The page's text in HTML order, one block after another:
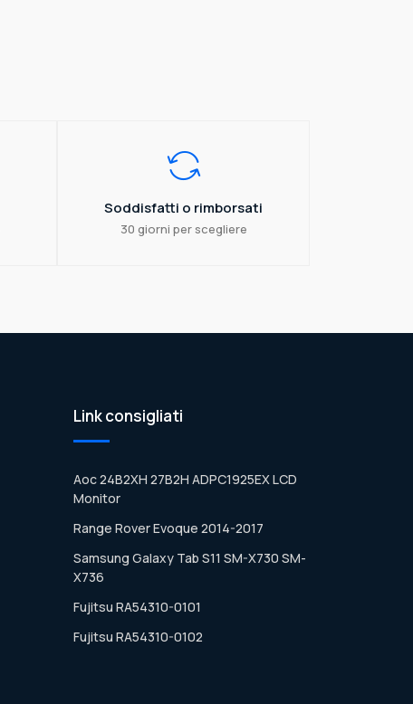
Soddisfatti o rimborsati
30 giorni per scegliere
Link consigliati
Aoc 24B2XH 27B2H ADPC1925EX LCD
Monitor
Range Rover Evoque 2014-2017
Samsung Galaxy Tab S11 SM-X730 SM-
X736
Fujitsu RA54310-0101
Fujitsu RA54310-0102